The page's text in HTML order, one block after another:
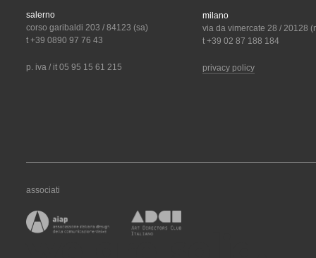
salerno
corso garibaldi 203 / 84123 (sa)
t +39 0890 97 76 43
p. iva / it 05 95 15 61 215
milano
via da vimercate 28 / 20128
t +39 02 87 188 184
privacy policy
associati
we are solid.